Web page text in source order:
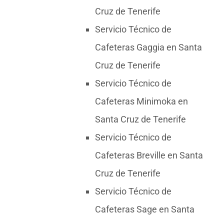
Cruz de Tenerife
Servicio Técnico de
Cafeteras Gaggia en Santa
Cruz de Tenerife
Servicio Técnico de
Cafeteras Minimoka en
Santa Cruz de Tenerife
Servicio Técnico de
Cafeteras Breville en Santa
Cruz de Tenerife
Servicio Técnico de
Cafeteras Sage en Santa